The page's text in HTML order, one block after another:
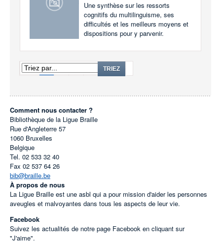
Une synthèse sur les ressorts
cognitifs du multilinguisme, ses
difficultés et les meilleurs moyens et
dispositions pour y parvenir.
1 9
TRIEZ
Comment nous contacter ?
Bibliothèque de la Ligue Braille
Rue d'Angleterre 57
1060 Bruxelles
Belgique
Tel. 02 533 32 40
Fax 02 537 64 26
bib@braille.be
À propos de nous
La Ligue Braille est une asbl qui a pour mission d'aider les personnes
aveugles et malvoyantes dans tous les aspects de leur vie.
Facebook
Suivez les actualités de notre page Facebook en cliquant sur
"J'aime".